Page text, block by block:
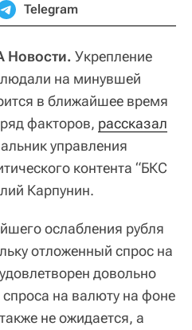
Telegram
Новости. Укрепление
на минувшей
в ближайшее время
факторов, рассказал
управления
контента “БКС
Карпунин.
ослабления рубля
отложенный спрос на
довольно
на валюту на фоне
не ожидается, а